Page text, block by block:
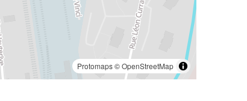
Protomaps©OpenStreetMap